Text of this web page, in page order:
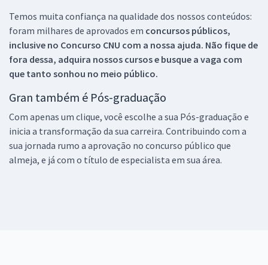
Temos muita confiança na qualidade dos nossos conteúdos:
foram milhares de aprovados em concursos públicos,
inclusive no Concurso CNU com a nossa ajuda. Não fique de
fora dessa, adquira nossos cursos e busque a vaga com
que tanto sonhou no meio público.
Gran também é Pós-graduação
Com apenas um clique, você escolhe a sua Pós-graduação e
inicia a transformação da sua carreira. Contribuindo com a
sua jornada rumo a aprovação no concurso público que
almeja, e já com o título de especialista em sua área.